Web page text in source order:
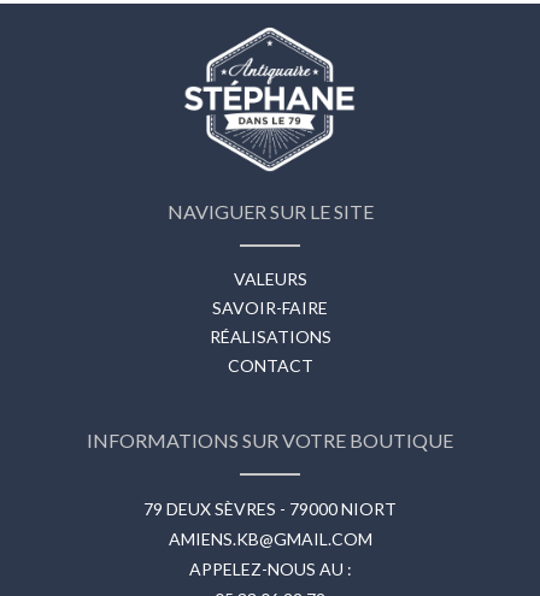
NAVIGUER SUR LE SITE
VALEURS
SAVOIR-FAIRE
RÉALISATIONS
CONTACT
INFORMATIONS SUR VOTRE BOUTIQUE
79 DEUX SÈVRES - 79000 NIORT
AMIENS.KB@GMAIL.COM
APPELEZ-NOUS AU :